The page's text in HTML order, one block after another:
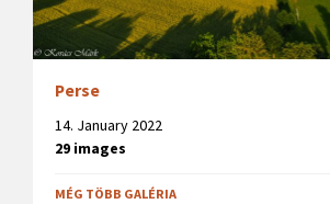
Perse
14. January 2022
29 images
MÉG TÖBB GALÉRIA